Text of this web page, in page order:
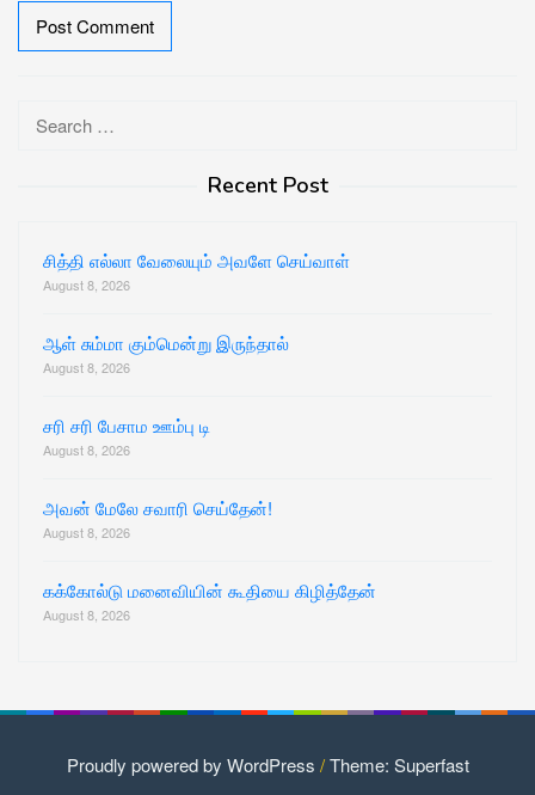
for:
Recent Post
சித்தி எல்லா வேலையும் அவளே செய்வாள்
August 8, 2026
ஆள் சும்மா கும்மென்று இருந்தால்
August 8, 2026
சரி சரி பேசாம ஊம்பு டி
August 8, 2026
அவன் மேலே சவாரி செய்தேன்!
August 8, 2026
கக்கோல்டு மனைவியின் கூதியை கிழித்தேன்
August 8, 2026
Proudly powered by WordPress /Theme: Superfast